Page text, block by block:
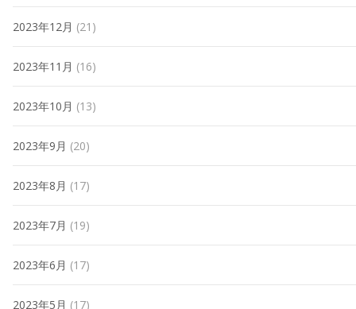
2023年12月 (21)
2023年11月 (16)
2023年10月 (13)
2023年9月 (20)
2023年8月 (17)
2023年7月 (19)
2023年6月 (17)
2023年5月 (17)